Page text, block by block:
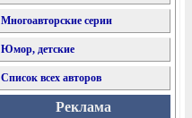
Многоавторские серии
Юмор, детские
Список всех авторов
Реклама